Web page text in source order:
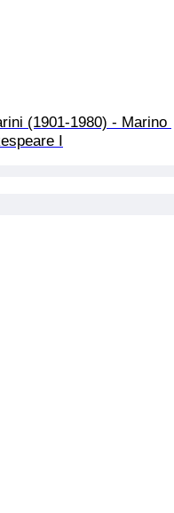
(1901-1980) - Marino
I